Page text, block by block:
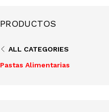
PRODUCTOS
ALL CATEGORIES
Pastas Alimentarias